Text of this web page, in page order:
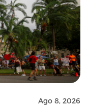
Ago 8, 2026